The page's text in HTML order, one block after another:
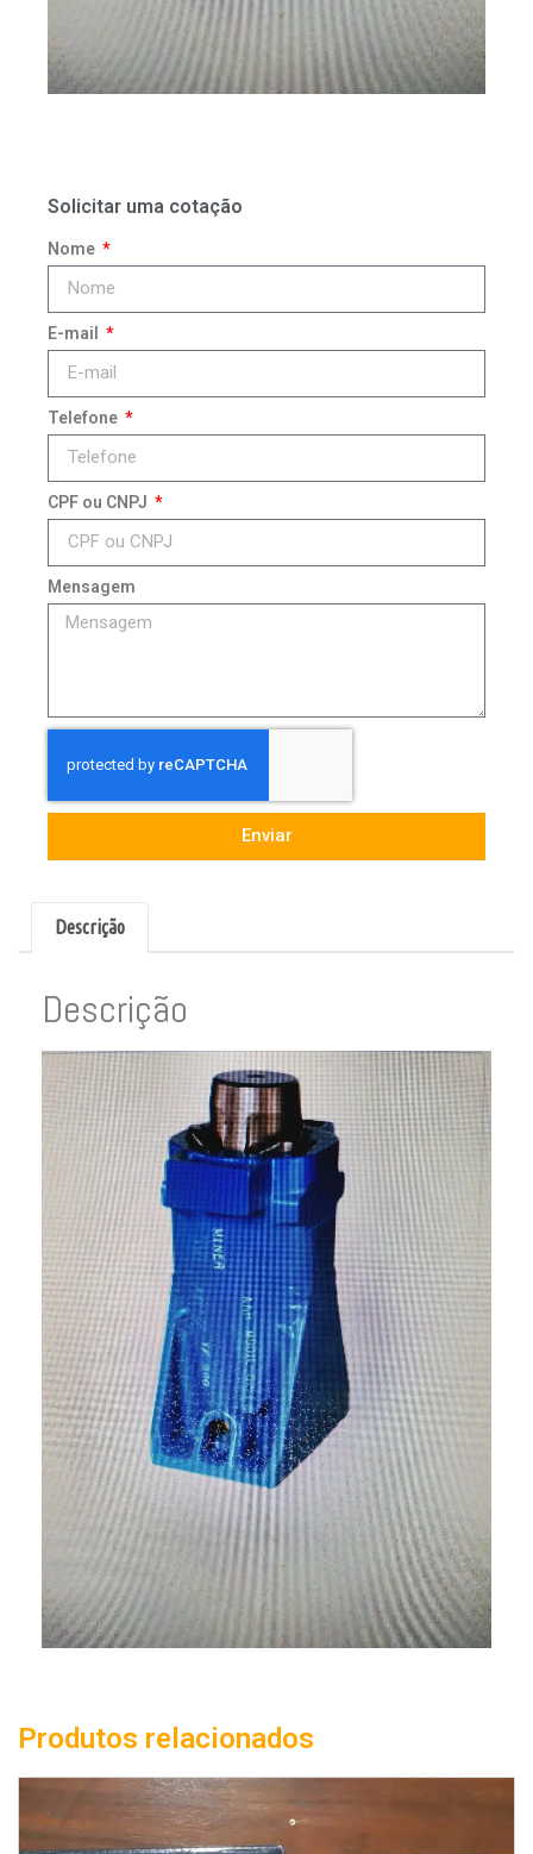
Solicitar uma cotação
Nome
E-mail
Telefone
CPF ou CNPJ
Mensagem
Enviar
Descrição
Descrição
Produtos relacionados